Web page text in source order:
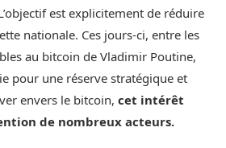
est explicitement de réduire
nationale. Ces jours-ci, entre les
au bitcoin de Vladimir Poutine,
pour une réserve stratégique et
envers le bitcoin, cet intérêt
de nombreux acteurs.